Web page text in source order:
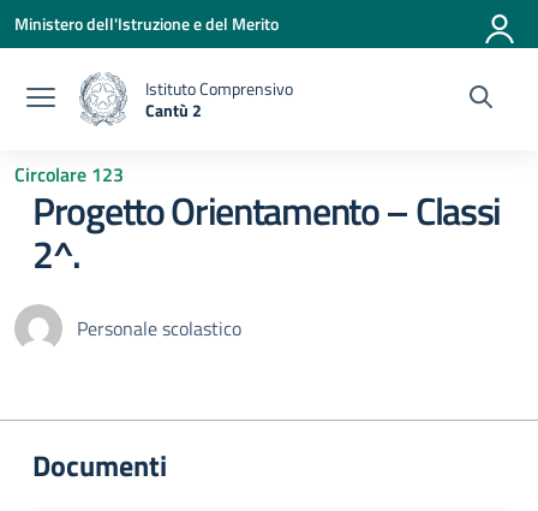
Vai ai contenuti
Vai al menu di navigazione
Vai al footer
Ministero dell'Istruzione e del Merito
Istituto Comprensivo
Cantù 2
Circolare 123
Progetto Orientamento – Classi
2^.
Personale scolastico
Documenti